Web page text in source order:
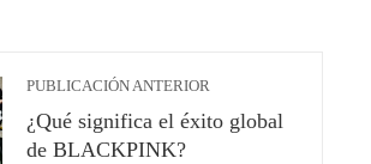
PUBLICACIÓN ANTERIOR
¿Qué significa el éxito global
de BLACKPINK?